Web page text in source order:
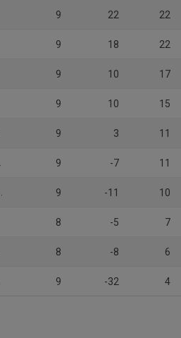
9 22 22
9 18 22
9 10 17
9 10 15
9 3 11
9 -7 11
9 -11 10
8 -5 7
8 -8 6
9 -32 4